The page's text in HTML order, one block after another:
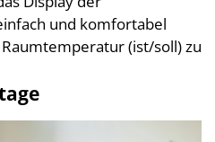
und komfortabel
(ist/soll) zu